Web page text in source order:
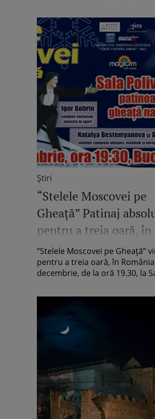
Știri
“Stelele Moscovei pe
Gheaţă” Patinaj
pentru a treia oară, în
România
“Stelele Moscovei pe Gheaţă”
pentru a treia oară, în
decembrie, de la oră 19.30, la